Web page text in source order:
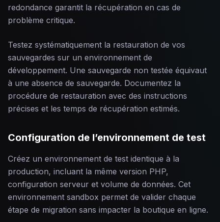
redondance garantit la récupération en cas de
problème critique.
Testez systématiquement la restauration de vos
sauvegardes sur un environnement de
développement. Une sauvegarde non testée équivaut
à une absence de sauvegarde. Documentez la
procédure de restauration avec des instructions
précises et les temps de récupération estimés.
Configuration de l’environnement de test
Créez un environnement de test identique à la
production, incluant la même version PHP,
configuration serveur et volume de données. Cet
environnement sandbox permet de valider chaque
étape de migration sans impacter la boutique en ligne.